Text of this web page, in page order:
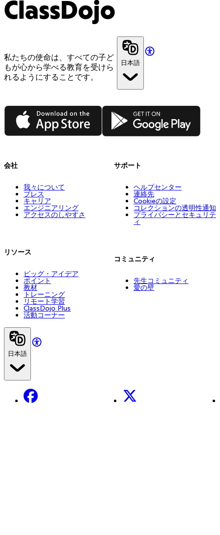
ClassDojo
私たちの使命は、すべての子ど
もが心から学べる教育を受けら
れるようにすることです。
日本語
App Store Google Play
会社
我々について
プレス
キャリア
エンジニアリング
アクセスのしやすさ
リソース
ビッグ・アイデア
ポイント
教材
トレーニング
リモート学習
ClassDojo Plus
活動コーナー
サポート
ヘルプセンター
連絡先
Cookieの設定
コレクションの透明性通知
プライバシーとセキュリテ
ィ
コミュニティ
先生コミュニティ
愛の壁
日本語
Facebook X